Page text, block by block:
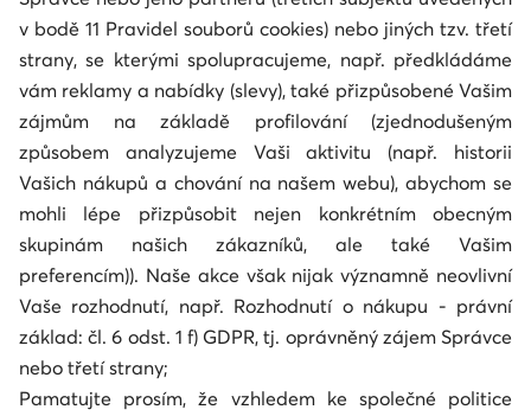
v bodě 11 Pravidel souborů cookies) nebo jiných tzv. třetí
strany, se kterými spolupracujeme, např. předkládáme
vám reklamy a nabídky (slevy), také přizpůsobené Vašim
zájmům na základě profilování (zjednodušeným
způsobem analyzujeme Vaši aktivitu (např. historii
Vašich nákupů a chování na našem webu), abychom se
mohli lépe přizpůsobit nejen konkrétním obecným
skupinám našich zákazníků, ale také Vašim
preferencím)). Naše akce však nijak významně neovlivní
Vaše rozhodnutí, např. Rozhodnutí o nákupu - právní
základ: čl. 6 odst. 1 f) GDPR, tj. oprávněný zájem Správce
nebo třetí strany;
Pamatujte prosím, že vzhledem ke společné politice